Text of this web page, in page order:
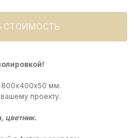
СТОИМОСТЬ
800х400х50 мм.
проекту.
цветник.